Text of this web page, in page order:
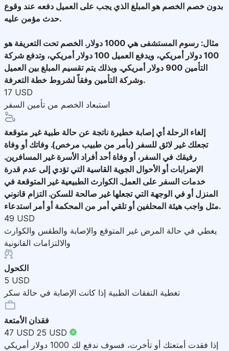
بدون خصم الخصم هو المبلغ الذي يجب على العميل دفعه عند وقوع
حدث مؤمن عليه.
مثال: رسوم المستشفى هي 1000 دولار. الخصم تحت التعريفة هو
100 دولار أمريكي، ويدفع العميل 100 دولار أمريكي، وتدفع شركة
التأمين 900 دولار أمريكي. وبذلك يتم تقسيم المبلغ بين العميل
وشركة التأمين وفقاً لشروط خطة التعرفة.
17 USD
استبعاد الخصم من تأمين السفر
إلغاء الرحلة أي إصابة خطيرة ناتجة عن حالة طبية غير متوقعة
تجعلك غير لائق للسفر (بأمر من طبيب مرخص). وفاتك أو وفاة
رفيقك في السفر، أو وفاة أحد أفراد الأسرة غير المسافرين.
الإضرابات أو الأحوال الجوية القاسية التي تؤدي إلى عدم قدرة
خدمات السفر على العمل. الكوارث الطبيعية غير المتوقعة في
المنزل أو في الوجهة التي تجعلها غير صالحة للسكن. التزام قانوني
مثل واجب هيئة المحلفين أو تلقي أمر من المحكمة أو أمر استدعاء.
49 USD
يغطي في حالة المرض غير المتوقع والإصابة والطقس والكوارث
والالتزامات القانونية
الكحول
5 USD
تغطية النفقات الطبية إذا كانت الإصابة في حالة سكر
فقدان الأمتعة
47 USD 25 USD
إذا فقدت أمتعتك أو تأخرت، فسوف ندفع لك 1000 دولار أمريكي